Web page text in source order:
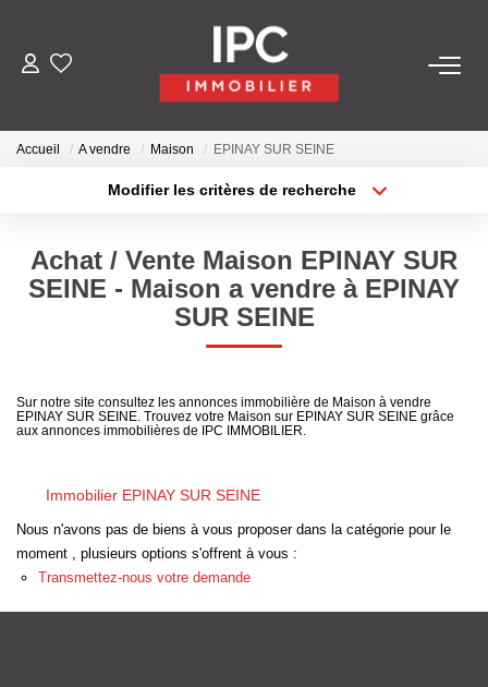
ACHETER
GÉRER
Qui Sommes-Nous
Nous Rejoindre
Nos Actualités
ESPACE CLIENT
Accueil A vendre Maison EPINAY SUR SEINE
Modifier les critères de recherche
Sélectionnez...
Type de bien
Surface min
Achat / Vente Maison EPINAY SUR
SEINE - Maison a vendre à EPINAY
SUR SEINE
Sur notre site consultez les annonces immobilière de Maison à vendre
EPINAY SUR SEINE. Trouvez votre Maison sur EPINAY SUR SEINE grâce
aux annonces immobilières de IPC IMMOBILIER.
Immobilier EPINAY SUR SEINE
Nous n'avons pas de biens à vous proposer dans la catégorie pour le
moment , plusieurs options s'offrent à vous :
Transmettez-nous votre demande